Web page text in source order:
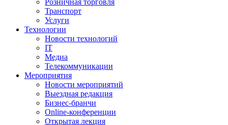
Розничная торговля
Транспорт
Услуги
Технологии
Новости технологий
IT
Медиа
Телекоммуникации
Мероприятия
Новости мероприятий
Выездная редакция
Бизнес-бранчи
Online-конференции
Открытая лекция